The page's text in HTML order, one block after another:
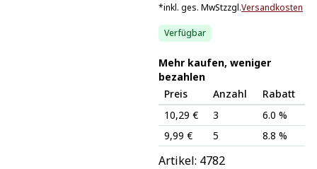
*inkl. ges. MwStzzgl.Versandkosten
Verfügbar
Mehr kaufen, weniger
bezahlen
Preis
Anzahl
Rabatt
10,29 €
3
6.0 %
9,99 €
5 8.8 %
Artikel: 4782